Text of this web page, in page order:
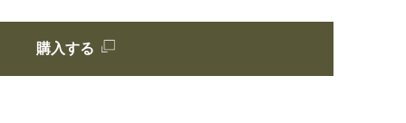
購入する